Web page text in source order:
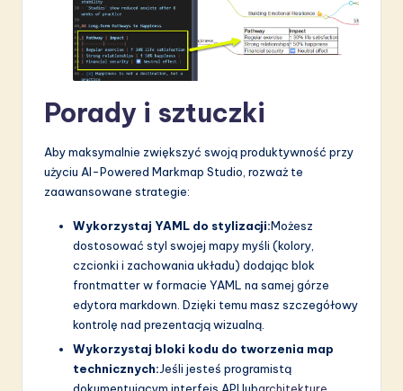
Porady i sztuczki
Aby maksymalnie zwiększyć swoją produktywność przy
użyciu AI-Powered Markmap Studio, rozważ te
zaawansowane strategie:
Wykorzystaj YAML do stylizacji:Możesz
dostosować styl swojej mapy myśli (kolory,
czcionki i zachowania układu) dodając blok
frontmatter w formacie YAML na samej górze
edytora markdown. Dzięki temu masz szczegółowy
kontrolę nad prezentacją wizualną.
Wykorzystaj bloki kodu do tworzenia map
technicznych:Jeśli jesteś programistą